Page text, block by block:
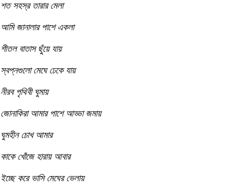
শত সহস্র তারার মেলা
আমি জানালার পাশে একলা
শীতল বাতাস ছুঁয়ে যায়
স্বপ্নগুলো মেঘে ঢেকে যায়
নীরব পৃথিবী ঘুমায়
জোনাকিরা আমার পাশে আড্ডা জমায়
ঘুমহীন চোখ আমার
কাকে খোঁজে হারায় আবার
ইচ্ছে করে ভাসি মেঘের ভেলায়